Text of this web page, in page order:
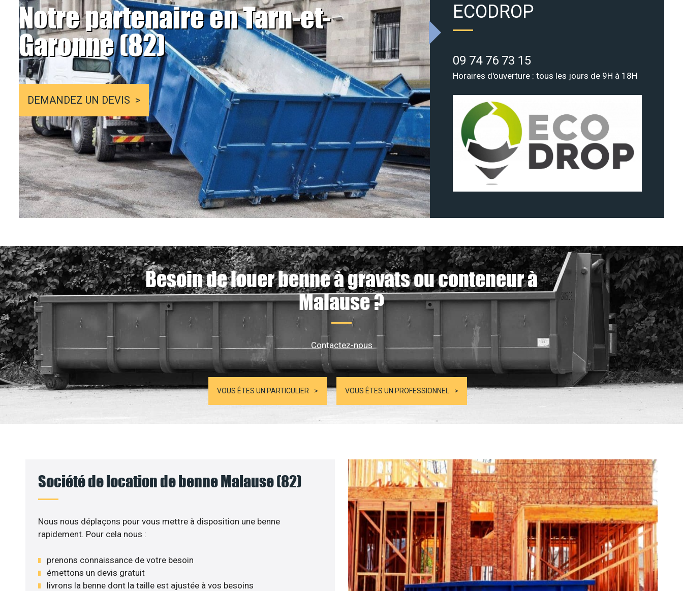
Notre partenaire en Tarn-et-
Garonne (82)
DEMANDEZ UN DEVIS
ECODROP
09 74 76 73 15
Horaires d'ouverture : tous les jours de 9H à 18H
Besoin de louer benne à gravats ou conteneur à
Malause ?
Contactez-nous
VOUS ÊTES UN PARTICULIER VOUS ÊTES UN PROFESSIONNEL
Société de location de benne Malause (82)
Nous nous déplaçons pour vous mettre à disposition une benne
rapidement. Pour cela nous :
prenons connaissance de votre besoin
émettons un devis gratuit
livrons la benne dont la taille est ajustée à vos besoins